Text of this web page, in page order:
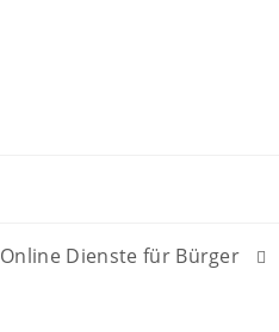
Online Dienste für Bürger